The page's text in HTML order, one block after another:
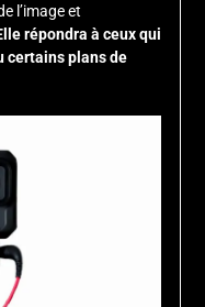
l’image et
répondra à ceux qui
certains plans de